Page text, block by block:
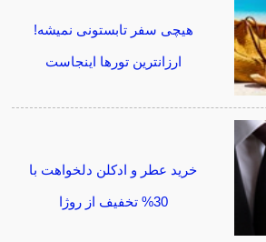
هیچی سفر تابستونی نمیشه!
ارزانترین تورها اینجاست
خرید عطر و ادکلن دلخواهت با
30% تخفیف از روژا